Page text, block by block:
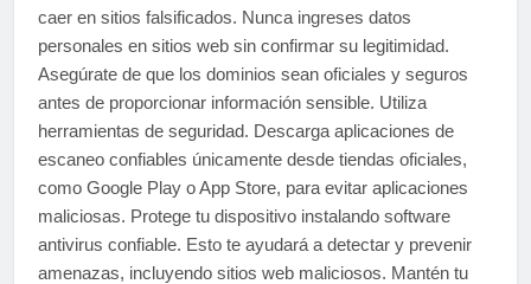
caer en sitios falsificados. Nunca ingreses datos
personales en sitios web sin confirmar su legitimidad.
Asegúrate de que los dominios sean oficiales y seguros
antes de proporcionar información sensible. Utiliza
herramientas de seguridad. Descarga aplicaciones de
escaneo confiables únicamente desde tiendas oficiales,
como Google Play o App Store, para evitar aplicaciones
maliciosas. Protege tu dispositivo instalando software
antivirus confiable. Esto te ayudará a detectar y prevenir
amenazas, incluyendo sitios web maliciosos. Mantén tu